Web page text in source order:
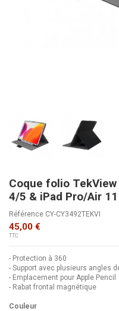
Coque folio
4/5 & iPad Pro/Air 11
Référence CY-CY3492TEKVI
45,00 €
TTC
- Protection à 360
- Support avec plusieurs angles
- Emplacement pour Apple Pencil
- Rabat frontal magnétique
Couleur